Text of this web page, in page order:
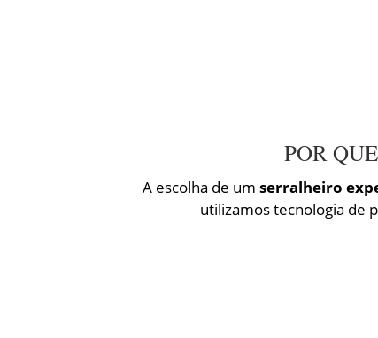
POR
A escolha de um serralheiro
utilizamos tecnologia de